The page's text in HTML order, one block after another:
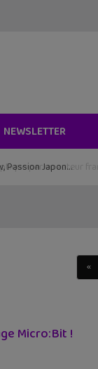
NEWSLETTER
Passion Japon…
«
Micro:Bit !